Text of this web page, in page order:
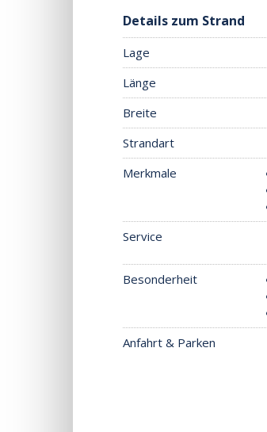
Details zum Strand
Lage
Länge
Breite
Strandart
Merkmale
Service
Besonderheit
Anfahrt & Parken